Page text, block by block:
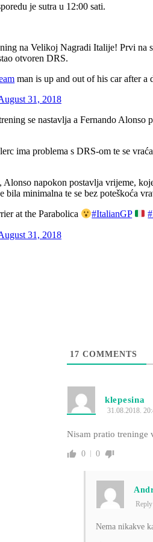
je sutra u 12:00 sati.
na Velikoj Nagradi Italije! Prvi na
otvoren DRS.
man is up and out of his car after a
31, 2018
se nastavlja a Fernando
ima problema s DRS-om te se
Alonso napokon postavlja vrijeme,
bila minimalna te se bez poteškoća
at the Parabolica #ItalianGP
31, 2018
17 COMMENTS
klepesina
31.08.2018.
Nisam pratio treninge
0 0
Nema nikakve